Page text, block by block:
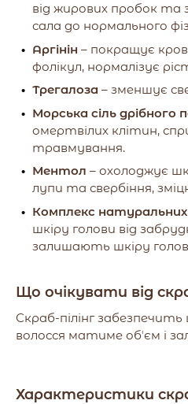
від жирових пробок та
сала до нормального
Аргінін – покращує
фолікул, нормалізує
Трегалоза – зменшує
Морська сіль дрібного
омертвілих клітин,
травмування.
Ментол – охолоджує
лупи та свербіння,
Комплекс
шкіру голови від
залишають шкіру
Що очікувати від
Скраб-пілінг
волосся матиме обʼєм і
Характеристики